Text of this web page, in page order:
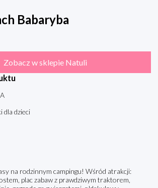
Babaryba
Zobacz w sklepie Natuli
dla dzieci
na rodzinnym campingu! Wśród atrakcji:
plac zabaw z prawdziwym traktorem,